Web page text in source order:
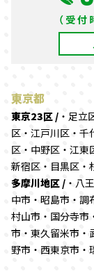
（受
東京都
東京23区 / ・足立
区・江戸川区・千
区・中野区・江東
新宿区・目黒区・
多摩川地区 / ・八
中市・昭島市・調
村山市・国分寺市
市・東久留米市・
野市・西東京市・